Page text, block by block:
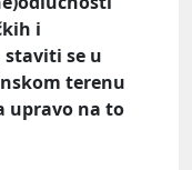
i
se u
terenu
upravo na to